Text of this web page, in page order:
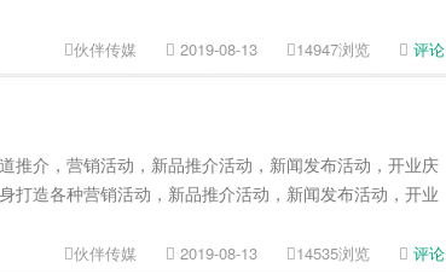
伙伴传媒 2019-08-13 14947浏览 评论
推介，营销活动，新品推介活动，新闻发布活动，开业庆
打造各种营销活动，新品推介活动，新闻发布活动，开业
伙伴传媒 2019-08-13 14535浏览 评论